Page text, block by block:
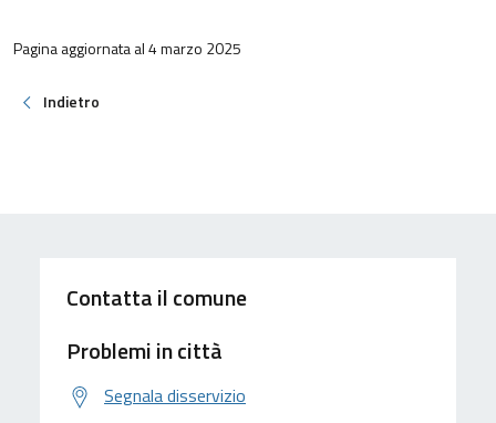
Pagina aggiornata al 4 marzo 2025
Indietro
Contatta il comune
Problemi in città
Segnala disservizio